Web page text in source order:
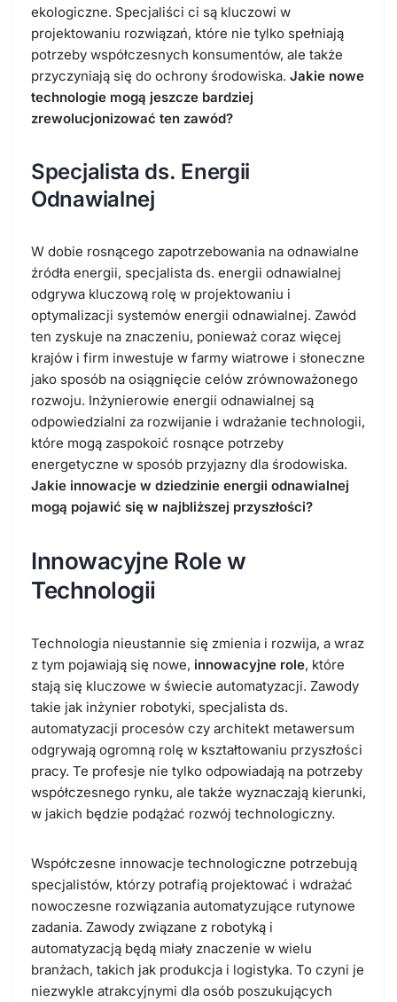
ekologiczne. Specjaliści ci są kluczowi w
projektowaniu rozwiązań, które nie tylko spełniają
potrzeby współczesnych konsumentów, ale także
przyczyniają się do ochrony środowiska. Jakie nowe
technologie mogą jeszcze bardziej
zrewolucjonizować ten zawód?
Specjalista ds. Energii
Odnawialnej
W dobie rosnącego zapotrzebowania na odnawialne
źródła energii, specjalista ds. energii odnawialnej
odgrywa kluczową rolę w projektowaniu i
optymalizacji systemów energii odnawialnej. Zawód
ten zyskuje na znaczeniu, ponieważ coraz więcej
krajów i firm inwestuje w farmy wiatrowe i słoneczne
jako sposób na osiągnięcie celów zrównoważonego
rozwoju. Inżynierowie energii odnawialnej są
odpowiedzialni za rozwijanie i wdrażanie technologii,
które mogą zaspokoić rosnące potrzeby
energetyczne w sposób przyjazny dla środowiska.
Jakie innowacje w dziedzinie energii odnawialnej
mogą pojawić się w najbliższej przyszłości?
Innowacyjne Role w
Technologii
Technologia nieustannie się zmienia i rozwija, a wraz
z tym pojawiają się nowe, innowacyjne role, które
stają się kluczowe w świecie automatyzacji. Zawody
takie jak inżynier robotyki, specjalista ds.
automatyzacji procesów czy architekt metawersum
odgrywają ogromną rolę w kształtowaniu przyszłości
pracy. Te profesje nie tylko odpowiadają na potrzeby
współczesnego rynku, ale także wyznaczają kierunki,
w jakich będzie podążać rozwój technologiczny.
Współczesne innowacje technologiczne potrzebują
specjalistów, którzy potrafią projektować i wdrażać
nowoczesne rozwiązania automatyzujące rutynowe
zadania. Zawody związane z robotyką i
automatyzacją będą miały znaczenie w wielu
branżach, takich jak produkcja i logistyka. To czyni je
niezwykle atrakcyjnymi dla osób poszukujących